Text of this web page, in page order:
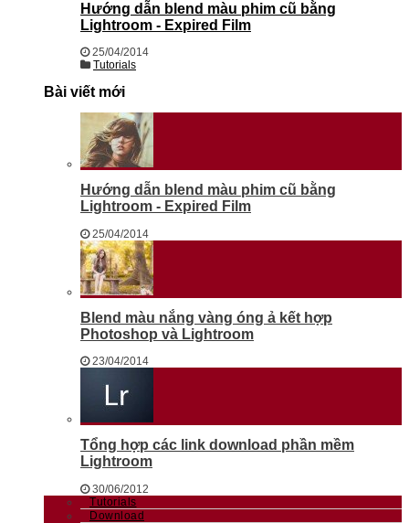
Hướng dẫn blend màu phim cũ bằng
Lightroom - Expired Film
25/04/2014
Tutorials
Bài viết mới
Hướng dẫn blend màu phim cũ bằng
Lightroom - Expired Film
25/04/2014
Blend màu nắng vàng óng ả kết hợp
Photoshop và Lightroom
23/04/2014
Tổng hợp các link download phần mềm
Lightroom
30/06/2012
Tutorials
Download